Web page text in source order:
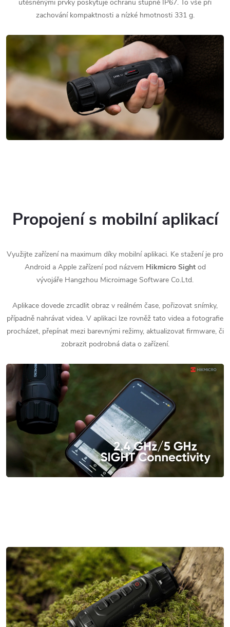
utěsněnými prvky poskytuje ochranu stupně IP67. To vše při
zachování kompaktnosti a nízké hmotnosti 331 g.
Propojení s mobilní aplikací
Využijte zařízení na maximum díky mobilní aplikaci. Ke stažení je pro
Android a Apple zařízení pod názvem Hikmicro Sightod
vývojáře Hangzhou Microimage Software Co.Ltd.
Aplikace dovede zrcadlit obraz v reálném čase, pořizovat snímky,
případně nahrávat videa. V aplikaci lze rovněž tato videa a fotografie
procházet, přepínat mezi barevnými režimy, aktualizovat firmware, či
zobrazit podrobná data o zařízení.